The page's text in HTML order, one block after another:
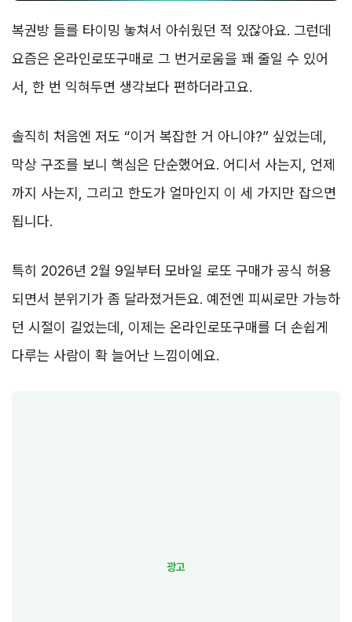
복권방 들를 타이밍 놓쳐서 아쉬웠던 적 있잖아요. 그런데
요즘은 온라인로또구매로 그 번거로움을 꽤 줄일 수 있어
서, 한 번 익혀두면 생각보다 편하더라고요.
솔직히 처음엔 저도 “이거 복잡한 거 아니야?” 싶었는데,
막상 구조를 보니 핵심은 단순했어요. 어디서 사는지, 언제
까지 사는지, 그리고 한도가 얼마인지 이 세 가지만 잡으면
됩니다.
특히 2026년 2월 9일부터 모바일 로또 구매가 공식 허용
되면서 분위기가 좀 달라졌거든요. 예전엔 피씨로만 가능하
던 시절이 길었는데, 이제는 온라인로또구매를 더 손쉽게
다루는 사람이 확 늘어난 느낌이에요.